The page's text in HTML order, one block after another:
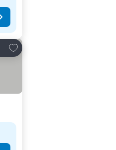
Legg til i favoritter